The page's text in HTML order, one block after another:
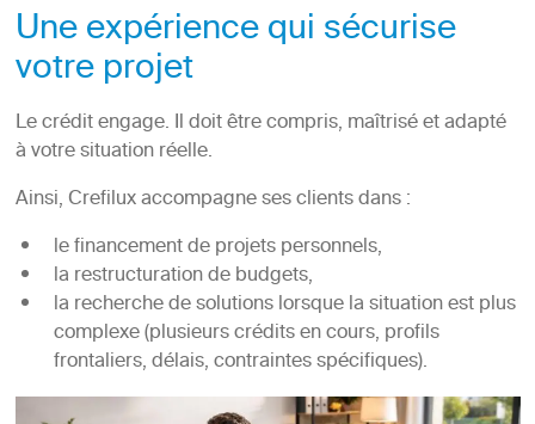
Une expérience qui sécurise
votre projet
Le crédit engage. Il doit être compris, maîtrisé et adapté
à votre situation réelle.
Ainsi, Crefilux accompagne ses clients dans :
le financement de projets personnels,
la restructuration de budgets,
la recherche de solutions lorsque la situation est plus
complexe (plusieurs crédits en cours, profils
frontaliers, délais, contraintes spécifiques).